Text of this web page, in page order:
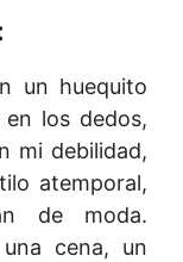
un huequito
los dedos,
mi debilidad,
atemporal,
de moda.
cena, un